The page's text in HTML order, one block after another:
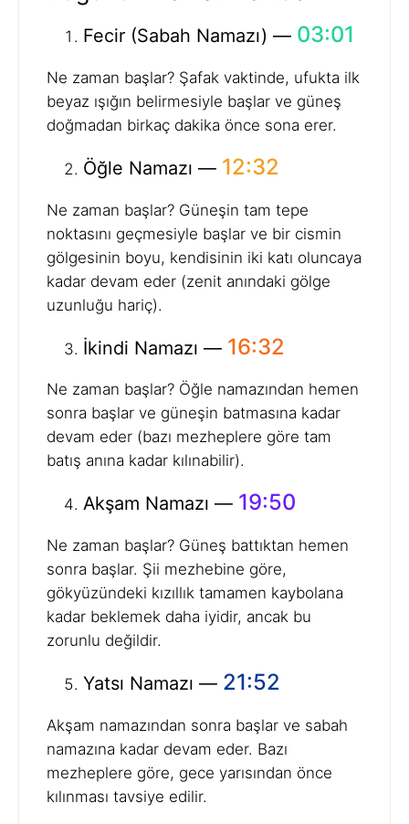
Fecir (Sabah Namazı) — 03:01
Ne zaman başlar? Şafak vaktinde, ufukta ilk
beyaz ışığın belirmesiyle başlar ve güneş
doğmadan birkaç dakika önce sona erer.
Öğle Namazı — 12:32
Ne zaman başlar? Güneşin tam tepe
noktasını geçmesiyle başlar ve bir cismin
gölgesinin boyu, kendisinin iki katı oluncaya
kadar devam eder (zenit anındaki gölge
uzunluğu hariç).
İkindi Namazı — 16:32
Ne zaman başlar? Öğle namazından hemen
sonra başlar ve güneşin batmasına kadar
devam eder (bazı mezheplere göre tam
batış anına kadar kılınabilir).
Akşam Namazı — 19:50
Ne zaman başlar? Güneş battıktan hemen
sonra başlar. Şii mezhebine göre,
gökyüzündeki kızıllık tamamen kaybolana
kadar beklemek daha iyidir, ancak bu
zorunlu değildir.
Yatsı Namazı — 21:52
Akşam namazından sonra başlar ve sabah
namazına kadar devam eder. Bazı
mezheplere göre, gece yarısından önce
kılınması tavsiye edilir.